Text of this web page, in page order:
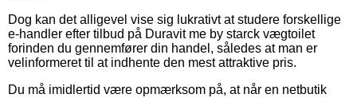
Dog kan det alligevel vise sig lukrativt at studere forskellige
e-handler efter tilbud på Duravit me by starck vægtoilet
forinden du gennemfører din handel, således at man er
velinformeret til at indhente den mest attraktive pris.
Du må imidlertid være opmærksom på, at når en netbutik